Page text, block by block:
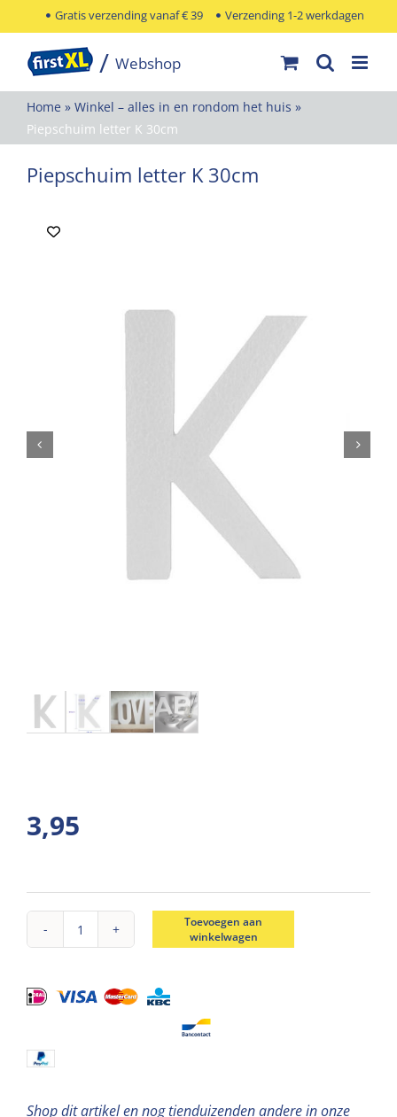
naar
inhoud
Gratis verzending vanaf € 39 Verzending 1-2 werkdagen
Home » Winkel – alles in en rondom het huis »
Piepschuim letter K 30cm
Piepschuim letter K 30cm
3,95
Piepschuim
K
Toevoegen aan
winkelwagen
Shop dit artikel en nog tienduizenden andere in onze